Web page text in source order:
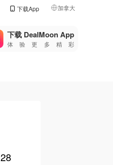
下载App 加拿大
🇺🇸
美国
🇨🇳中国
🇮🇹
下载 DealMoon App
体验更多精彩
28